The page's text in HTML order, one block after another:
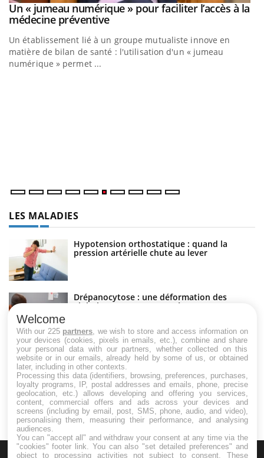
Youtube
Un « jumeau numérique » pour faciliter l’accès à la
médecine préventiveYoutube
Un établissement lié à un groupe mutualiste innove en
matière de bilan de santé : l'utilisation d'un « jumeau
numérique » permet ...
LES MALADIES
Hypotension orthostatique : quand la
pression artérielle chute au lever
Drépanocytose : une déformation des
globules rouges aux conséquences graves
Maladie de Charcot (Sclérose latérale
amyotrophique)
Welcome
With our 225 partners , we wish to store and access information on
your devices (cookies, pixels in emails, etc.), combine and share
your personal data with our partners, whether collected on this
website or in our emails, already held by some of us, or obtained
later, including in other contexts.
Processing this data (identifiers, browsing, preferences, purchases,
loyalty programs, IP, postal addresses and emails, phone, precise
geolocation, etc.) allows developing and offering you services,
content, commercial offers and ads across your devices and
screens (including by email, post, SMS, phone, audio, and video),
personalising them, measuring their performance, and analysing
audiences.
You can "accept all" and withdraw your consent at any time via the
"cookies" footer link . You can also "set detailed preferences" and
object to processing activities not subject to consent. These